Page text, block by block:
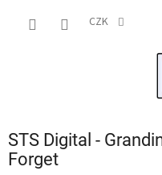
CZK
STS Digital -
Forget